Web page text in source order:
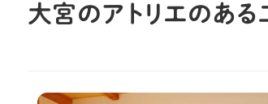
大宮のアトリエのあ